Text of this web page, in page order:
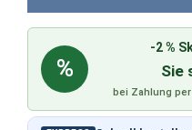
%
-2 %
Sie
bei Zahlung per